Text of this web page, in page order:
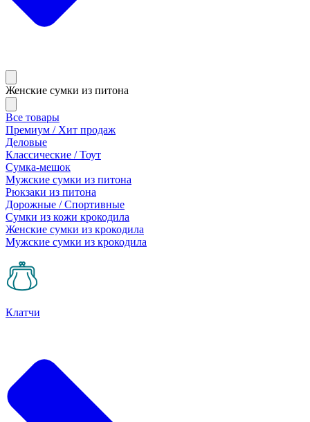
Женские сумки из питона
Все товары
Премиум / Хит продаж
Деловые
Классические / Тоут
Сумка-мешок
Мужские сумки из питона
Рюкзаки из питона
Дорожные / Спортивные
Сумки из кожи крокодила
Женские сумки из крокодила
Мужские сумки из крокодила
Клатчи